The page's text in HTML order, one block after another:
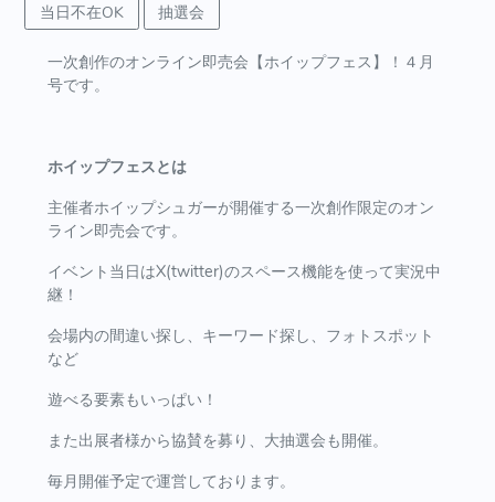
当日不在OK
抽選会
一次創作のオンライン即売会【ホイップフェス】！４月
号です。
ホイップフェスとは
主催者ホイップシュガーが開催する一次創作限定のオン
ライン即売会です。
イベント当日はX(twitter)のスペース機能を使って実況中
継！
会場内の間違い探し、キーワード探し、フォトスポット
など
遊べる要素もいっぱい！
また出展者様から協賛を募り、大抽選会も開催。
毎月開催予定で運営しております。